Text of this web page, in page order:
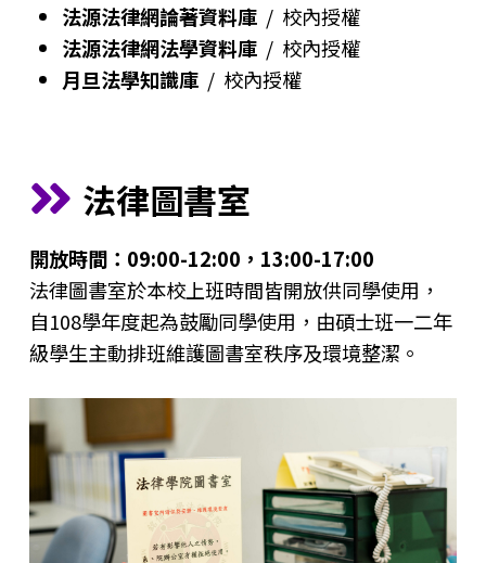
法源法律網論著資料庫/ 校內授權
法源法律網法學資料庫/ 校內授權
月旦法學知識庫/ 校內授權
法律圖書室
開放時間：09:00-12:00，13:00-17:00
法律圖書室於本校上班時間皆開放供同學使用，
自108學年度起為鼓勵同學使用，由碩士班一二年
級學生主動排班維護圖書室秩序及環境整潔。